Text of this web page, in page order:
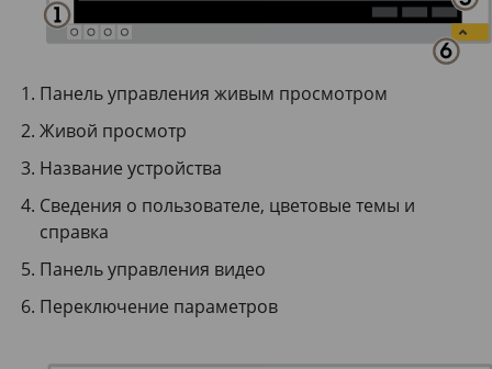
Панель управления живым просмотром
Живой просмотр
Название устройства
Сведения о пользователе, цветовые темы и
справка
Панель управления видео
Переключение параметров